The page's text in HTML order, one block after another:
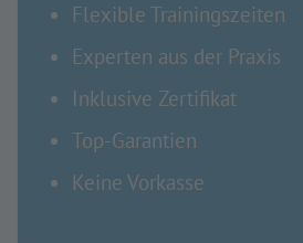
Flexible Trainingszeiten
Experten aus der Praxis
Inklusive Zertifikat
Top-Garantien
Keine Vorkasse